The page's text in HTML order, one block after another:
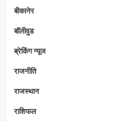
बीकानेर
बॉलीवुड
ब्रेकिंग न्यूज
राजनीति
राजस्थान
राशिफल